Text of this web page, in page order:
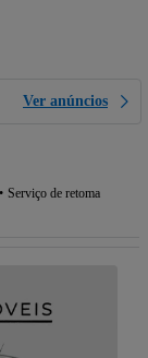
Ver anúncios
Serviço de retoma